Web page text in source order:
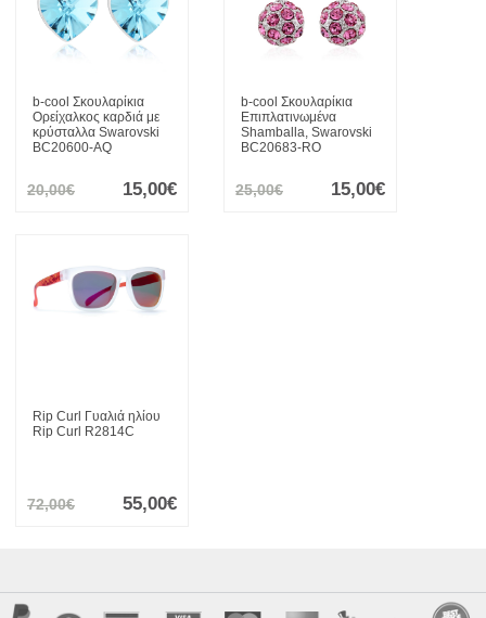
b-cool Σκουλαρίκια
Ορείχαλκος καρδιά με
κρύσταλλα Swarovski
BC20600-AQ
20,00€ 15,00€
b-cool Σκουλαρίκια
Επιπλατινωμένα
Shamballa, Swarovski
BC20683-RO
25,00€ 15,00€
Rip Curl Γυαλιά ηλίου
Rip Curl R2814C
72,00€ 55,00€